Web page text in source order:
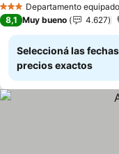
3 EstrellasDepartamento equipado
8,1 Muy bueno 4.627
Seleccioná las
precios exactos